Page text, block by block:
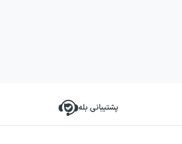
پشتیبانی بله